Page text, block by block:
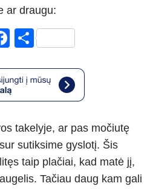
ar draugu:
F
c
e
o
o
k
S
ar
e
takelyje, ar pas močiutę
sutiksime gyslotį. Šis
taip plačiai, kad matė jį,
Tačiau daug kam gali